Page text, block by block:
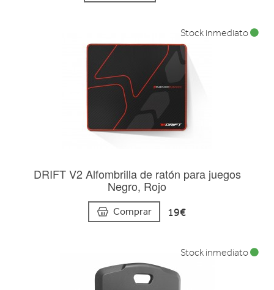
DRIFT V2 Alfombrilla de ratón para juegos
Negro, Rojo
Comprar 19€
Stock inmediato
Stock inmediato